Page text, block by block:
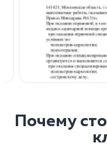
Почему